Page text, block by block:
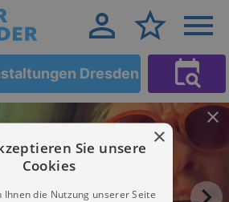
Dresden
×
Sie unsere
Cookies
Ihnen die Nutzung unserer Seite